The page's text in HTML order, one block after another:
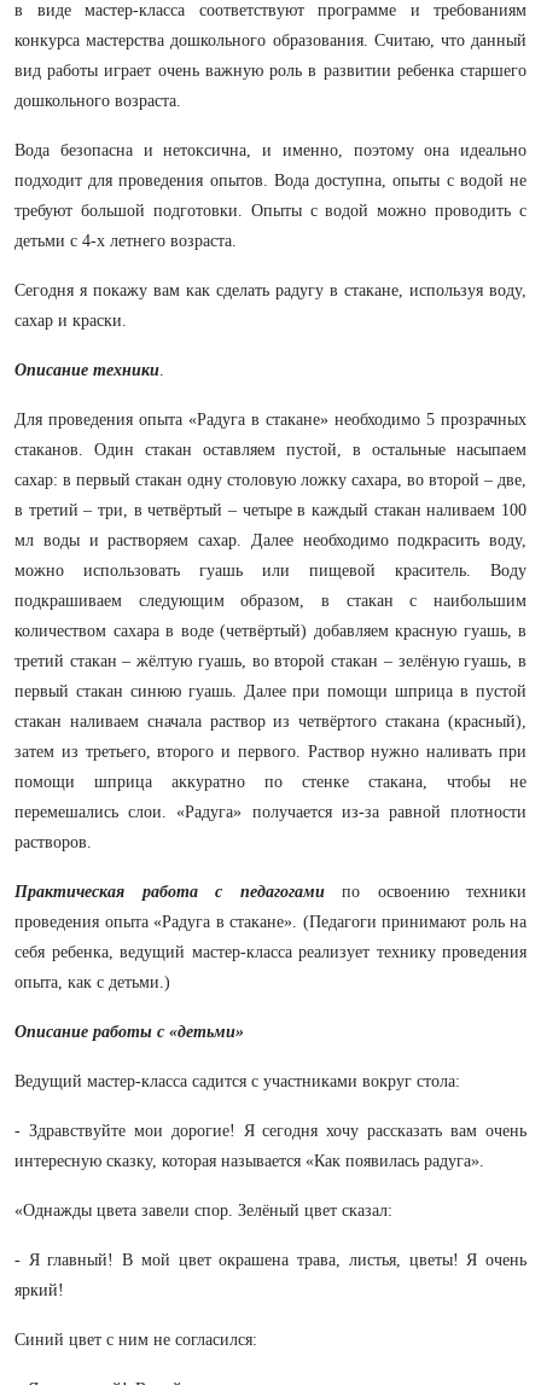
в виде мастер-класса соответствуют программе и требованиям
конкурса мастерства дошкольного образования. Считаю, что данный
вид работы играет очень важную роль в развитии ребенка старшего
дошкольного возраста.
Вода безопасна и нетоксична, и именно, поэтому она идеально
подходит для проведения опытов. Вода доступна, опыты с водой не
требуют большой подготовки. Опыты с водой можно проводить с
детьми с 4-х летнего возраста.
Сегодня я покажу вам как сделать радугу в стакане, используя воду,
сахар и краски.
Описание техники.
Для проведения опыта «Радуга в стакане» необходимо 5 прозрачных
стаканов. Один стакан оставляем пустой, в остальные насыпаем
сахар: в первый стакан одну столовую ложку сахара, во второй – две,
в третий – три, в четвёртый – четыре в каждый стакан наливаем 100
мл воды и растворяем сахар. Далее необходимо подкрасить воду,
можно использовать гуашь или пищевой краситель. Воду
подкрашиваем следующим образом, в стакан с наибольшим
количеством сахара в воде (четвёртый) добавляем красную гуашь, в
третий стакан – жёлтую гуашь, во второй стакан – зелёную гуашь, в
первый стакан синюю гуашь. Далее при помощи шприца в пустой
стакан наливаем сначала раствор из четвёртого стакана (красный),
затем из третьего, второго и первого. Раствор нужно наливать при
помощи шприца аккуратно по стенке стакана, чтобы не
перемешались слои. «Радуга» получается из-за равной плотности
растворов.
Практическая работа с педагогамипо освоению техники
проведения опыта «Радуга в стакане». (Педагоги принимают роль на
себя ребенка, ведущий мастер-класса реализует технику проведения
опыта, как с детьми.)
Описание работы с «детьми»
Ведущий мастер-класса садится с участниками вокруг стола:
- Здравствуйте мои дорогие! Я сегодня хочу рассказать вам очень
интересную сказку, которая называется «Как появилась радуга».
«Однажды цвета завели спор. Зелёный цвет сказал:
- Я главный! В мой цвет окрашена трава, листья, цветы! Я очень
яркий!
Синий цвет с ним не согласился: